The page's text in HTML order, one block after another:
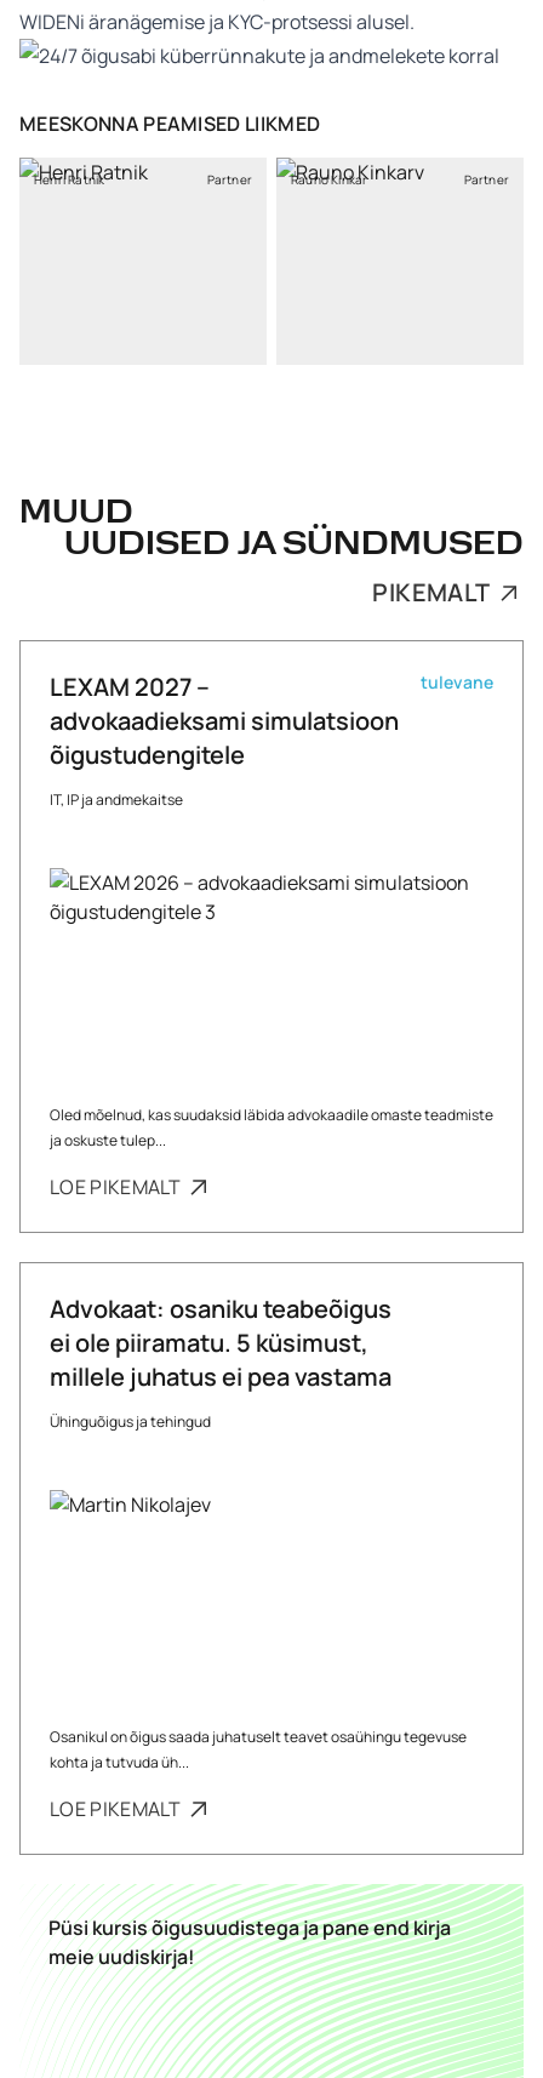
WIDENi äranägemise ja KYC-protsessi alusel.
MEESKONNA PEAMISED LIIKMED
Henri Ratnik Partner Rauno Kinkar Partner
MUUD
UUDISED JA SÜNDMUSED
PIKEMALT
LEXAM 2027 –
advokaadieksami simulatsioon
õigustudengitele
IT, IP ja andmekaitse
tulevane
Oled mõelnud, kas suudaksid läbida advokaadile omaste teadmiste
ja oskuste tulep...
LOE PIKEMALT
Advokaat: osaniku teabeõigus
ei ole piiramatu. 5 küsimust,
millele juhatus ei pea vastama
Ühinguõigus ja tehingud
Osanikul on õigus saada juhatuselt teavet osaühingu tegevuse
kohta ja tutvuda üh...
LOE PIKEMALT
Püsi kursis õigusuudistega ja pane end kirja
meie uudiskirja!